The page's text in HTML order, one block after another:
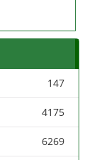
147
4175
6269